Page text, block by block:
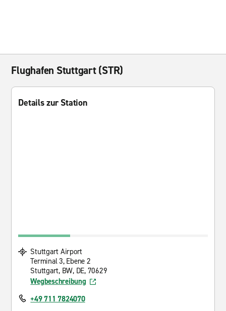
Flughafen Stuttgart (STR)
Details zur Station
Stuttgart Airport
Terminal 3, Ebene 2
Stuttgart, BW, DE, 70629
Wegbeschreibung
+49 711 7824070